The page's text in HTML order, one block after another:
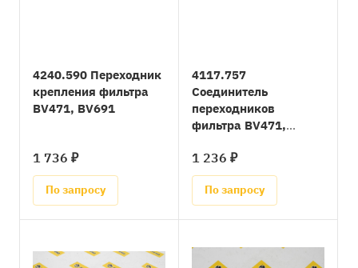
4240.590 Переходник
крепления фильтра
BV471, BV691
1 736 ₽
По запросу
4117.757
Соединитель
переходников
фильтра BV471,
1 236 ₽
По запросу